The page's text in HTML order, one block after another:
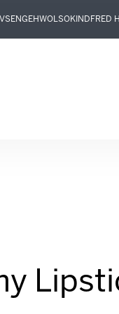
GEHWOL SOKIND FRED